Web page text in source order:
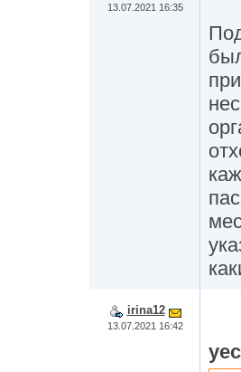
13.07.2021 16:35
irina12
13.07.2021 16:42